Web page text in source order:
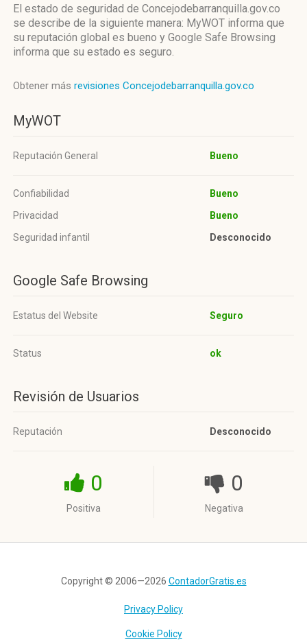
El estado de seguridad de Concejodebarranquilla.gov.co
se describe de la siguiente manera: MyWOT informa que
su reputación global es bueno y Google Safe Browsing
informa que su estado es seguro.
Obtener más revisiones Concejodebarranquilla.gov.co
MyWOT
Reputación General Bueno
Confiabilidad
Bueno
Privacidad
Bueno
Seguridad infantil
Desconocido
Google Safe Browsing
Estatus del Website Seguro
Status ok
Revisión de Usuarios
Reputación Desconocido
0
Positiva
0
Negativa
Copyright © 2006—2026 ContadorGratis.es
Privacy Policy
Cookie Policy